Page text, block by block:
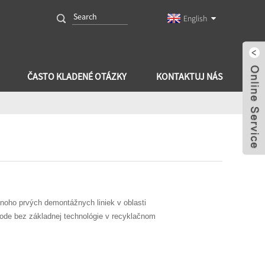
English
ČASTO KLADENÉ OTÁZKY KONTAKTUJ NÁS
prvých demontážnych liniek v oblasti
bez základnej technológie v recyklačnom